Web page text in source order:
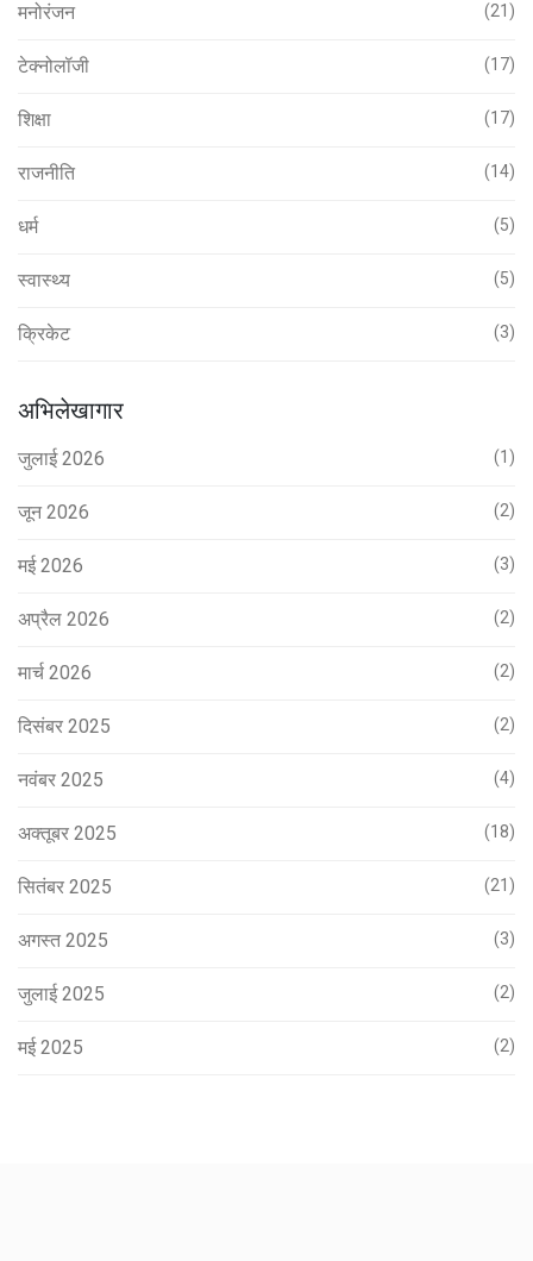
मनोरंजन (21)
टेक्नोलॉजी (17)
शिक्षा (17)
राजनीति (14)
धर्म (5)
स्वास्थ्य (5)
क्रिकेट (3)
अभिलेखागार
जुलाई 2026 (1)
जून 2026 (2)
मई 2026 (3)
अप्रैल 2026 (2)
मार्च 2026 (2)
दिसंबर 2025 (2)
नवंबर 2025 (4)
अक्तूबर 2025 (18)
सितंबर 2025 (21)
अगस्त 2025 (3)
जुलाई 2025 (2)
मई 2025 (2)